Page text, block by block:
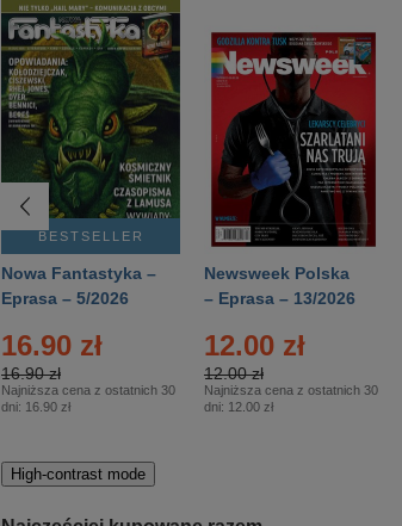
BESTSELLER
Nowa Fantastyka –
Eprasa – 5/2026
16.90 zł
16.90 zł
Najniższa cena z ostatnich 30
dni: 16.90 zł
Newsweek Polska
– Eprasa – 13/2026
12.00 zł
12.00 zł
Najniższa cena z ostatnich 30
dni: 12.00 zł
High-contrast mode